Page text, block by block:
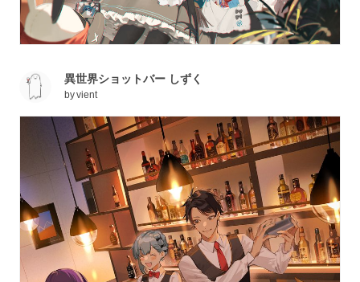
異世界ショットバー しずく
byvient